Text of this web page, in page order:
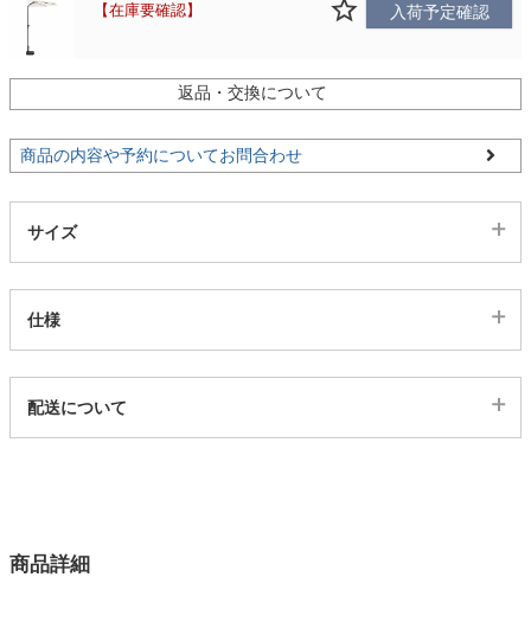
マット
インテリア雑貨
在庫要確認 入荷予定確認
返品・交換について
商品の内容や予約についてお問合わせ
サイズ
仕様
2ss27200102
2色
配送について
商品詳細